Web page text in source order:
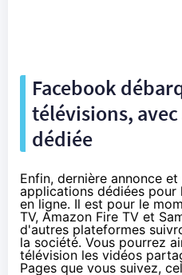
Facebook
télévisions,
dédiée
Enfin, dernière annonce
applications dédiées
en ligne. Il est pour le
TV, Amazon Fire TV et
d'autres plateformes
la société. Vous pourrez
télévision les vidéos
Pages que vous suivez,